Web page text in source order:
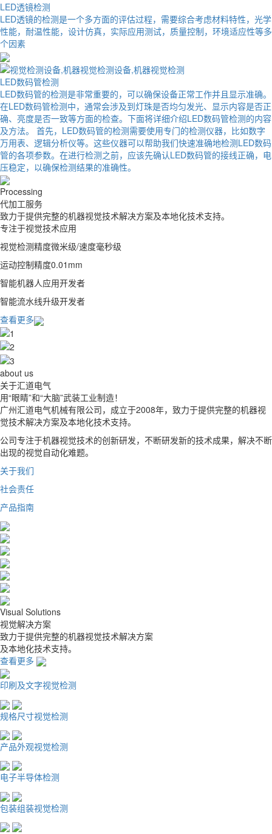
LED透镜检测
LED透镜的检测是一个多方面的评估过程，需要综合考虑材料特性，光学
性能，耐温性能，设计仿真，实际应用测试，质量控制，环境适应性等多
个因素
LED数码管检测
LED数码管的检测是非常重要的，可以确保设备正常工作并且显示准确。
在LED数码管检测中，通常会涉及到灯珠是否均匀发光、显示内容是否正
确、亮度是否一致等方面的检查。下面将详细介绍LED数码管检测的内容
及方法。 首先，LED数码管的检测需要使用专门的检测仪器，比如数字
万用表、逻辑分析仪等。这些仪器可以帮助我们快速准确地检测LED数码
管的各项参数。在进行检测之前，应该先确认LED数码管的接线正确，电
压稳定，以确保检测结果的准确性。
Processing
代加工服务
致力于提供完整的机器视觉技术解决方案及本地化技术支持。
专注于视觉技术应用
视觉检测精度微米级/速度毫秒级
运动控制精度0.01mm
智能机器人应用开发者
智能流水线升级开发者
查看更多
about us
关于汇道电气
用“眼睛”和“大脑”武装工业制造！
广州汇道电气机械有限公司，成立于2008年，致力于提供完整的机器视
觉技术解决方案及本地化技术支持。
公司专注于机器视觉技术的创新研发，不断研发新的技术成果，解决不断
出现的视觉自动化难题。
关于我们
社会责任
产品指南
Visual Solutions
视觉解决方案
致力于提供完整的机器视觉技术解决方案
及本地化技术支持。
查看更多
印刷及文字视觉检测
规格尺寸视觉检测
产品外观视觉检测
电子半导体检测
包装组装视觉检测